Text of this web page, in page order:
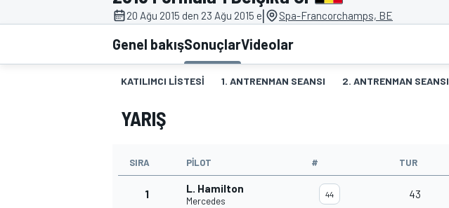
MOTOGP
20 Ağu 2015 den 23 Ağu 2015 e| Spa-Francorchamps, BE
Genel bakışSonuçlarVideolar
KATILIMCI LISTESI 1. ANTRENMAN SEANSI 2. ANTRENMAN SEANSI
YARIŞ
SIRA PILOT # TUR
1 L. Hamilton
Mercedes
44 43